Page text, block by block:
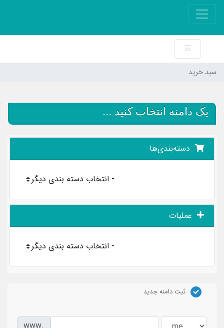
سبد خرید
یک دامنه انتخاب کنید ...
دسته‌بندی‌ها
عملیات
ثبت دامنه جدید